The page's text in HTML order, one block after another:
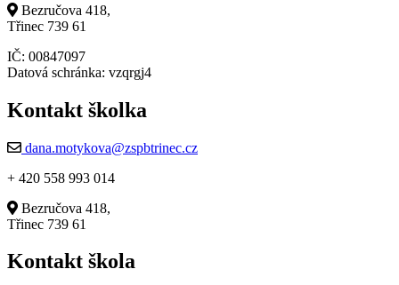
Bezručova 418,
Třinec 739 61
IČ: 00847097
Datová schránka: vzqrgj4
Kontakt školka
dana.motykova@zspbtrinec.cz
+ 420 558 993 014
Bezručova 418,
Třinec 739 61
Kontakt škola